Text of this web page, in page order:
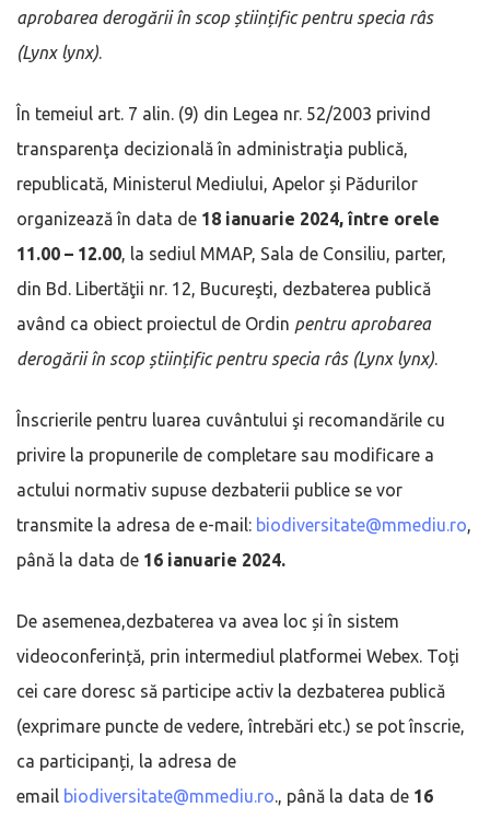
aprobarea derogării în scop științific pentru specia râs
(Lynx lynx).
În temeiul art. 7 alin. (9) din Legea nr. 52/2003 privind
transparenţa decizională în administraţia publică,
republicată, Ministerul Mediului, Apelor și Pădurilor
organizează în data de 18 ianuarie 2024, între orele
11.00 – 12.00, la sediul MMAP, Sala de Consiliu, parter,
din Bd. Libertăţii nr. 12, Bucureşti, dezbaterea publică
având ca obiect proiectul de Ordin pentru aprobarea
derogării în scop științific pentru specia râs (Lynx lynx).
Înscrierile pentru luarea cuvântului şi recomandările cu
privire la propunerile de completare sau modificare a
actului normativ supuse dezbaterii publice se vor
transmite la adresa de e-mail: biodiversitate@mmediu.ro,
până la data de 16 ianuarie 2024.
De asemenea,dezbaterea va avea loc și în sistem
videoconferință, prin intermediul platformei Webex. Toți
cei care doresc să participe activ la dezbaterea publică
(exprimare puncte de vedere, întrebări etc.) se pot înscrie,
ca participanți, la adresa de
email biodiversitate@mmediu.ro., până la data de 16